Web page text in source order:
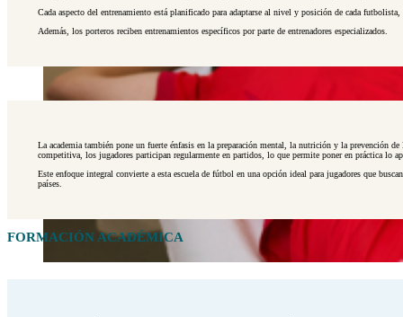
Cada aspecto del entrenamiento está planificado para adaptarse al nivel y posición de cada
Además, los porteros reciben entrenamientos específicos por parte de entrenadores especializados.
La academia también pone un fuerte énfasis en la preparación mental, la nutrición y la prevención
competitiva, los jugadores participan regularmente en partidos, lo que permite poner en práctica lo
Este enfoque integral convierte a esta escuela de fútbol en una opción ideal para jugadores que
países.
FORMACIÓN ACADÉMICA